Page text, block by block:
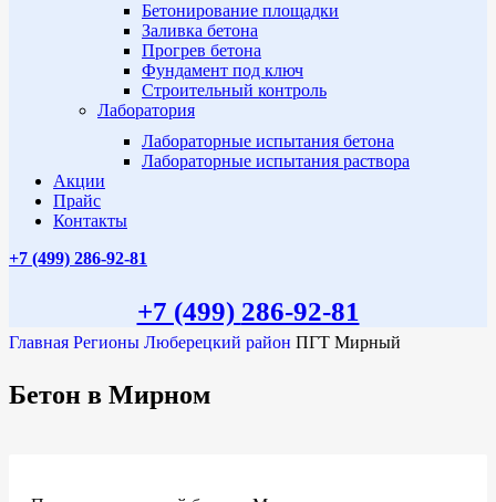
Бетонирование площадки
Заливка бетона
Прогрев бетона
Фундамент под ключ
Строительный контроль
Лаборатория
Лабораторные испытания бетона
Лабораторные испытания раствора
Акции
Прайс
Контакты
+7 (499) 286-92-81
+7 (499) 286-92-81
Главная Регионы Люберецкий район ПГТ Мирный
Бетон в Мирном